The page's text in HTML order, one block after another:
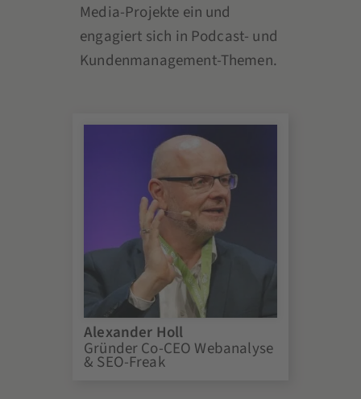
Media-Projekte ein und
engagiert sich in Podcast- und
Kundenmanagement-Themen.
Alexander Holl
Gründer Co-CEO Webanalyse
& SEO-Freak